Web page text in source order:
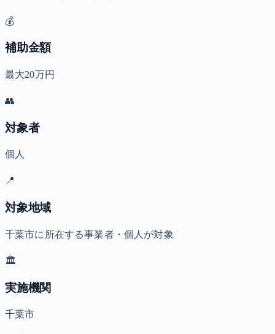
💰
補助金額
最大20万円
👥
対象者
個人
📍
対象地域
千葉市に所在する事業者・個人が対象
🏛️
実施機関
千葉市